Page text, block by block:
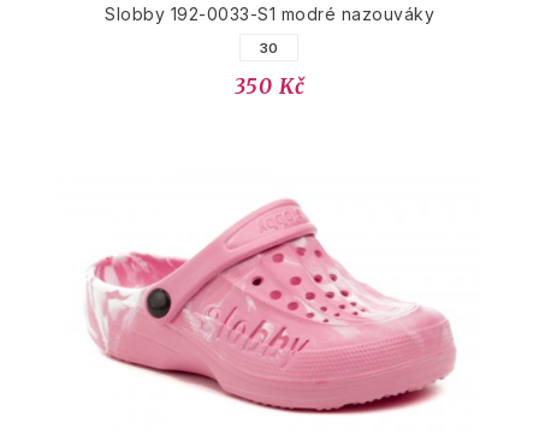
Slobby 192-0033-S1 modré nazouváky
30
350 Kč